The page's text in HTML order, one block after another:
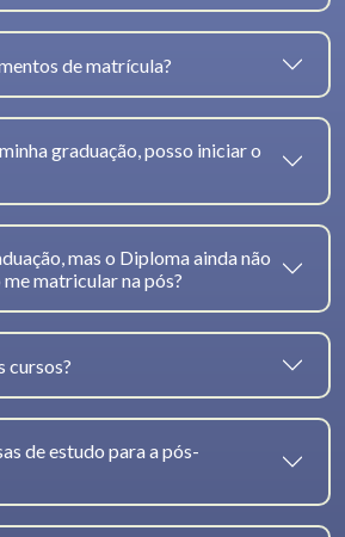
de matrícula?
graduação, posso iniciar o
mas o Diploma ainda não
matricular na pós?
cursos?
de estudo para a pós-